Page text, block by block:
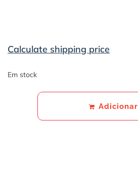
Calculate shipping price
Em stock
Adicionar